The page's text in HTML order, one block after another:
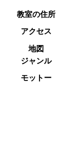
教室の住所
アクセス
地図
ジャンル
モットー